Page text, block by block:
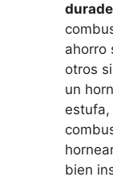
ahorro
otros
un
estufa,
bien